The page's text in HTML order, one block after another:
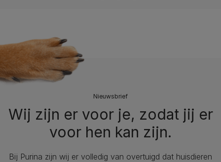
Nieuwsbrief
Wij zijn er voor je, zodat jij er
voor hen kan zijn.
Bij Purina zijn wij er volledig van overtuigd dat huisdieren